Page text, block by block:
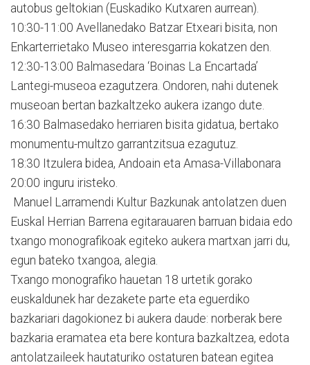
autobus geltokian (Euskadiko Kutxaren aurrean).
10:30-11:00 Avellanedako Batzar Etxeari bisita, non
Enkarterrietako Museo interesgarria kokatzen den.
12:30-13:00 Balmasedara ‘Boinas La Encartada’
Lantegi-museoa ezagutzera. Ondoren, nahi dutenek
museoan bertan bazkaltzeko aukera izango dute.
16:30 Balmasedako herriaren bisita gidatua, bertako
monumentu-multzo garrantzitsua ezagutuz.
18:30 Itzulera bidea, Andoain eta Amasa-Villabonara
20:00 inguru iristeko.
Manuel Larramendi Kultur Bazkunak antolatzen duen
Euskal Herrian Barrena egitarauaren barruan bidaia edo
txango monografikoak egiteko aukera martxan jarri du,
egun bateko txangoa, alegia.
Txango monografiko hauetan 18 urtetik gorako
euskaldunek har dezakete parte eta eguerdiko
bazkariari dagokionez bi aukera daude: norberak bere
bazkaria eramatea eta bere kontura bazkaltzea, edota
antolatzaileek hautaturiko ostaturen batean egitea